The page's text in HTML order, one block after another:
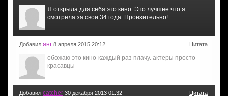
Я открыла для себя это кино. Это лучшее что я
смотрела за свои 34 года. Пронзительно!
Добавил янг 8 апреля 2015 20:12 Цитата
обожаю это кино-каждый раз плачу. актеры просто
красавцы
Добавил catcher 30 декабря 2013 01:32 Цитата